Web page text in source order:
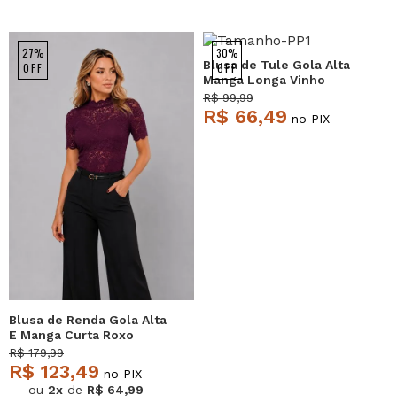
27%
OFF
Blusa de Renda Gola Alta
E Manga Curta Roxo
Salvatore
R$ 179,99
R$ 123,49 no PIX
ou 2x de R$ 64,99
30%
OFF
Blusa de Tule Gola Alta
Manga Longa Vinho
Salvatore
R$ 99,99
R$ 66,49 no PIX